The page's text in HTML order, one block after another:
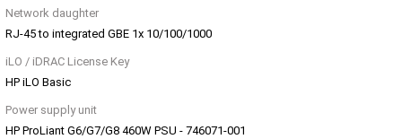
Network daughter
RJ-45 to integrated GBE 1x 10/100/1000
iLO / iDRAC License Key
HP iLO Basic
Power supply unit
HP ProLiant G6/G7/G8 460W PSU - 746071-001